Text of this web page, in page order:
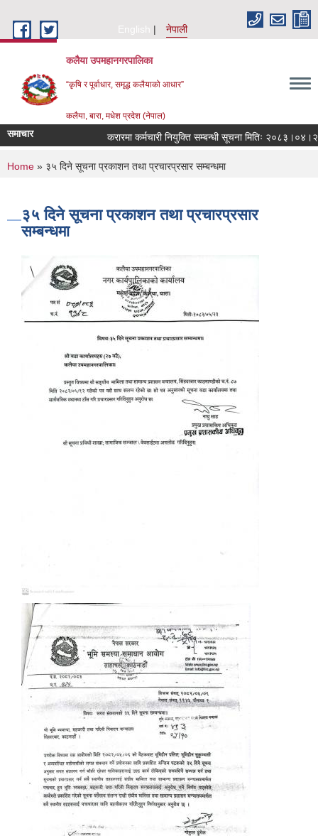
English
नेपाली
कलैया उपमहानगरपालिका
“कृषि र पूर्वाधार, समृद्ध कलैयाको आधार”
कलैया, बारा, मधेश प्रदेश (नेपाल)
समाचार करारमा कर्मचारी नियुक्ति सम्बन्धी सूचना मितिः २०८३।०४।२१
You are here
Home » ३५ दिने सूचना प्रकाशन तथा प्रचारप्रसार सम्बन्धमा
३५ दिने सूचना प्रकाशन तथा प्रचारप्रसार
सम्बन्धमा